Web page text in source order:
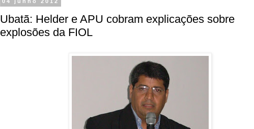
Ubatã: Helder e APU cobram explicações sobre
explosões da FIOL